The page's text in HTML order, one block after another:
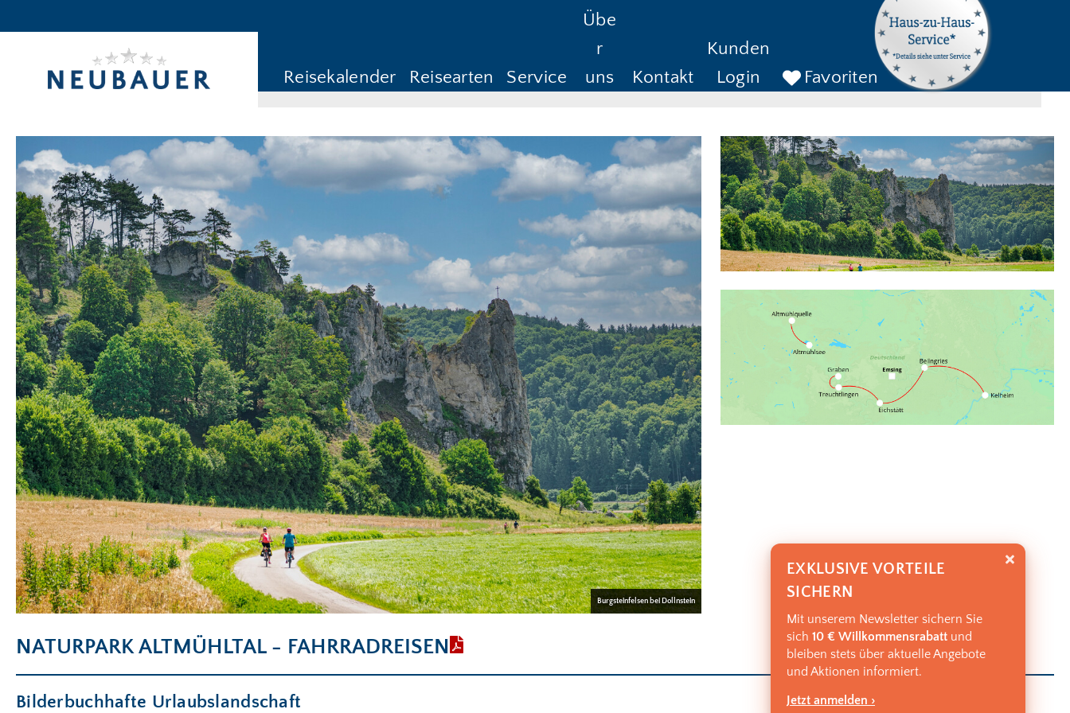
Reisekalender Reisearten Service
Übe
r
uns
Kontakt
Kunden
Login
Favoriten
Reiseziel/Stichwort
Anreise ab Rückreise bis SUCHEN
Burgsteinfelsen bei Dollnstein
NATURPARK ALTMÜHLTAL - FAHRRADREISEN
Bilderbuchhafte Urlaubslandschaft
EXKLUSIVE VORTEILE
SICHERN
Mit unserem Newsletter sichern Sie
sich 10 € Willkommensrabatt und
bleiben stets über aktuelle Angebote
und Aktionen informiert.
Jetzt anmelden ›